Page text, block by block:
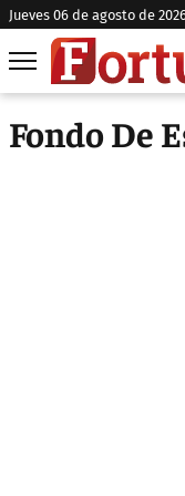
jueves 06 de agosto de
Fondo De